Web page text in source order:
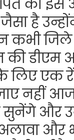
की
है
कभी जिले
की डीएम
लिए एक
नहीं
और
और